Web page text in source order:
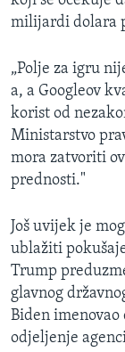
milijardi dolara
„Polje za igru
a, a Googleov
korist od
Ministarstvo
mora zatvoriti
prednosti."
Još uvijek je
ublažiti
Trump
glavnog
Biden
odjeljenje